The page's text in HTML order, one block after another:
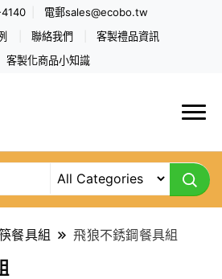
電郵sales@ecobo.tw
聯絡我們 客製禮品資訊
客製化商品小知識
餐具組 飛狼不銹鋼餐具組